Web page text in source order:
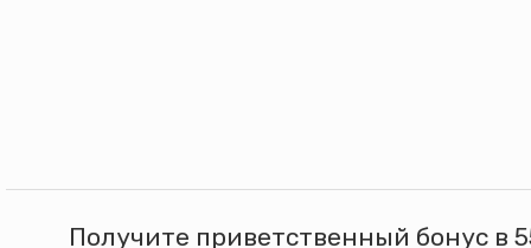
Получите приветственный бонус в